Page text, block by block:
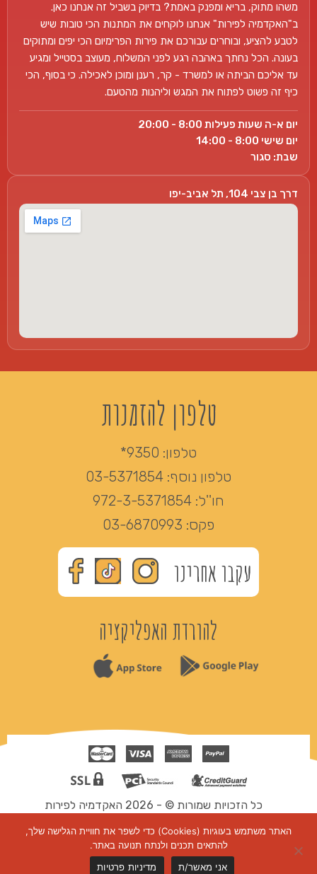
משהו מתוק, בריא ומפנק באמת? בדיוק בשביל זה אנחנו כאן.
ב"האקדמיה לפירות" אנחנו לוקחים את המתנות הכי טובות שיש
לטבע להציע, ובוחרים עבורכם את פירות הפרימיום הכי יפים ומתוקים
בעונה. הכל נחתך באהבה רגע לפני המשלוח, מעוצב בסטייל ומגיע
עד אליכם הביתה או למשרד - קר, רענן ומוכן לאכילה. כי בסוף, הכי
כיף זה פשוט לפתוח את המגש וליהנות מהטעם.
יום א-ה שעות פעילות 8:00 - 20:00
יום שישי 8:00 - 14:00
שבת: סגור
דרך בן צבי 104, תל אביב-יפו
טלפון להזמנות
טלפון: 9350*
טלפון נוסף: 03-5371854
חו''ל: 972-3-5371854
פקס: 03-6870993
עקבו אחרינו
להורדת האפליקציה
כל הזכויות שמורות © - 2026 האקדמיה לפירות
תקנון ותנאי שימוש
דיגיטל
האתר משתמש בעוגיות (Cookies) כדי לשפר את חוויית הגלישה שלך,
להתאים תכנים ולנתח תנועה באתר.
אני מאשר/ת
מדיניות פרטיות